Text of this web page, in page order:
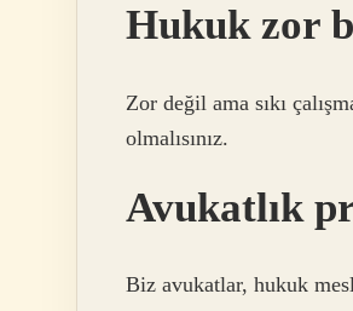
Hukuk zor
Zor değil ama sıkı
olmalısınız.
Avukatlık
Biz avukatlar, hukuk